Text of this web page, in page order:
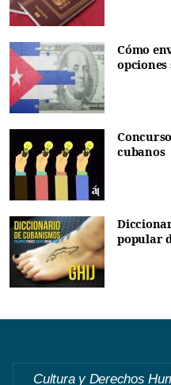
Cómo
opciones
cubanos
popular
Cultura y Derechos